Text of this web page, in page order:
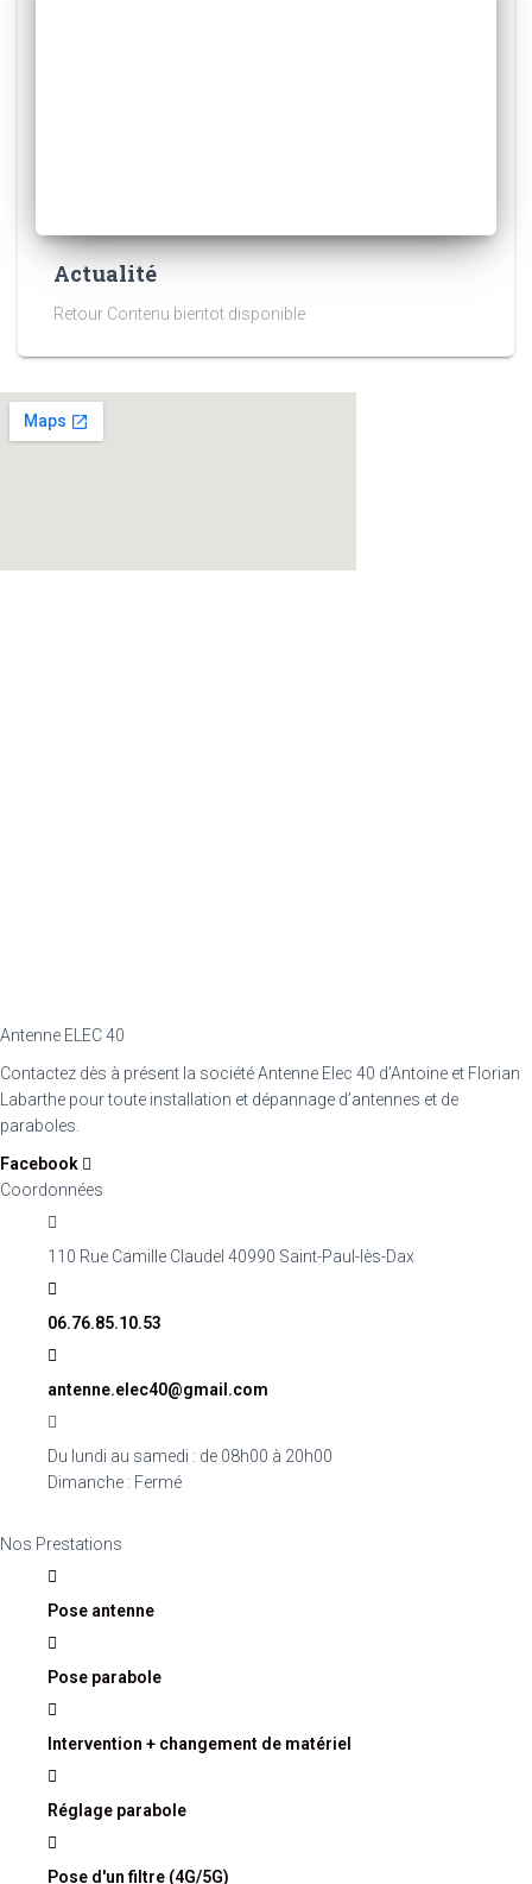
Actualité
Retour Contenu bientot disponible
Antenne ELEC 40
Contactez dès à présent la société Antenne Elec 40 d’Antoine et Florian
Labarthe pour toute installation et dépannage d’antennes et de
paraboles.
Facebook
Coordonnées
110 Rue Camille Claudel 40990 Saint-Paul-lès-Dax
06.76.85.10.53
antenne.elec40@gmail.com
Du lundi au samedi : de 08h00 à 20h00
Dimanche : Fermé
Nos Prestations
Pose antenne
Pose parabole
Intervention + changement de matériel
Réglage parabole
Pose d'un filtre (4G/5G)